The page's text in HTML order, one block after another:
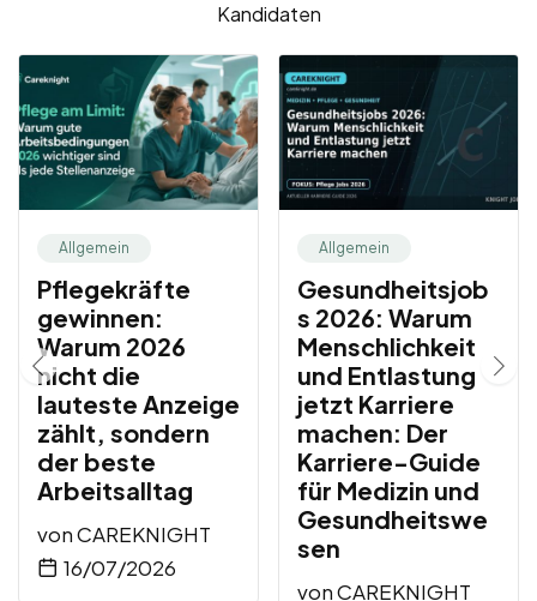
Kandidaten
Allgemein
Pflegekräfte
gewinnen:
Warum 2026
nicht die
lauteste Anzeige
zählt, sondern
der beste
Arbeitsalltag
vonCAREKNIGHT
16/07/2026
Allgemein
Gesundheitsjob
s 2026: Warum
Menschlichkeit
und Entlastung
jetzt Karriere
machen: Der
Karriere-Guide
für Medizin und
Gesundheitswe
sen
vonCAREKNIGHT